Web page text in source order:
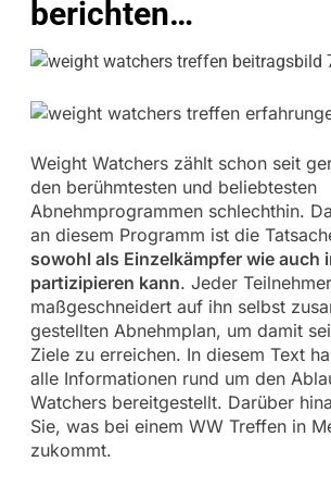
berichten…
Weight Watchers zählt schon seit
den berühmtesten und beliebtesten
Abnehmprogrammen schlechthin.
an diesem Programm ist die
sowohl als Einzelkämpfer wie auch
partizipieren kann. Jeder
maßgeschneidert auf ihn selbst
gestellten Abnehmplan, um damit
Ziele zu erreichen. In diesem Text
alle Informationen rund um den
Watchers bereitgestellt. Darüber
Sie, was bei einem WW Treffen in
zukommt.